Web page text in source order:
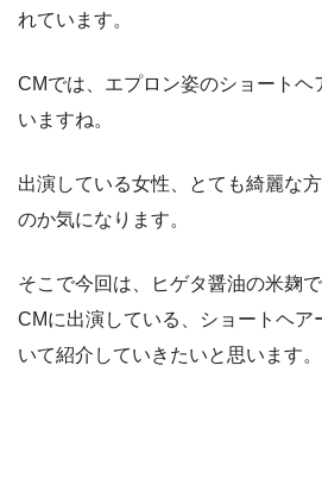
れています。
CMでは、エプロン姿のショートヘ
いますね。
出演している女性、とても綺麗な
のか気になります。
そこで今回は、ヒゲタ醤油の米麹
CMに出演している、ショートヘア
いて紹介していきたいと思います。